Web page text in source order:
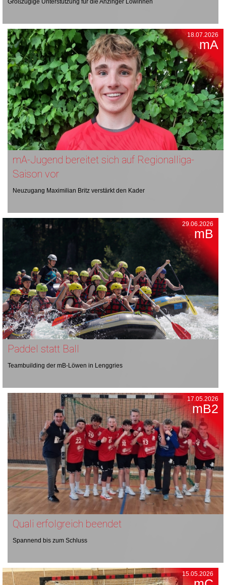
Großzügige Unterstützung für die Anzinger Löwinnen
18.07.2026
mA
mA-Jugend bereitet sich auf Regionalliga-
Saison vor
Neuzugang Maximilian Britz verstärkt den Kader
29.06.2026
mB
Paddel statt Ball
Teambuilding der mB-Löwen in Lenggries
17.05.2026
mB2
Quali erfolgreich beendet
Spannend bis zum Schluss
15.05.2026